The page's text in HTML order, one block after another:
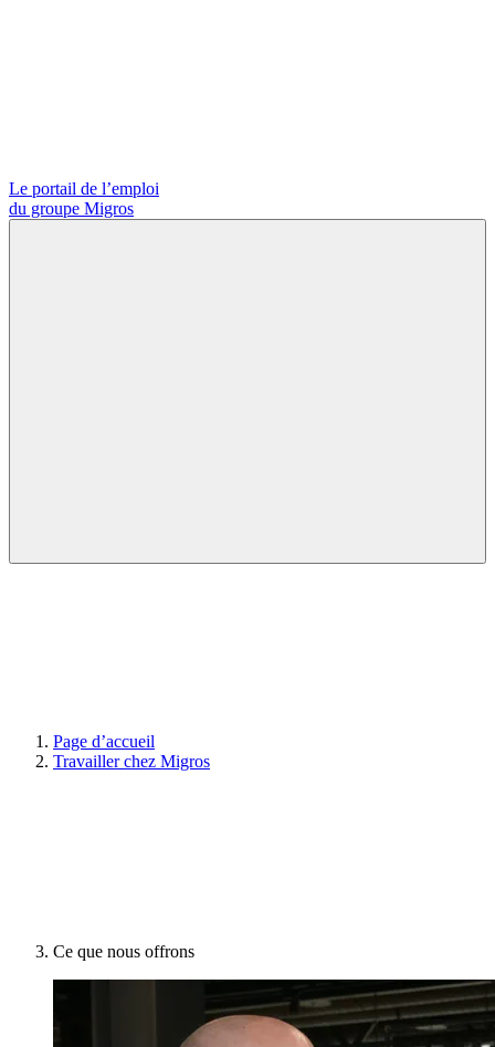
Le portail de l’emploi
du groupe Migros
Page d’accueil
Travailler chez Migros
Ce que nous offrons